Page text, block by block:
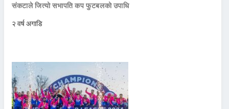
संकटाले जित्यो सभापति कप फुटबलको उपाधि
२ वर्ष अगाडि